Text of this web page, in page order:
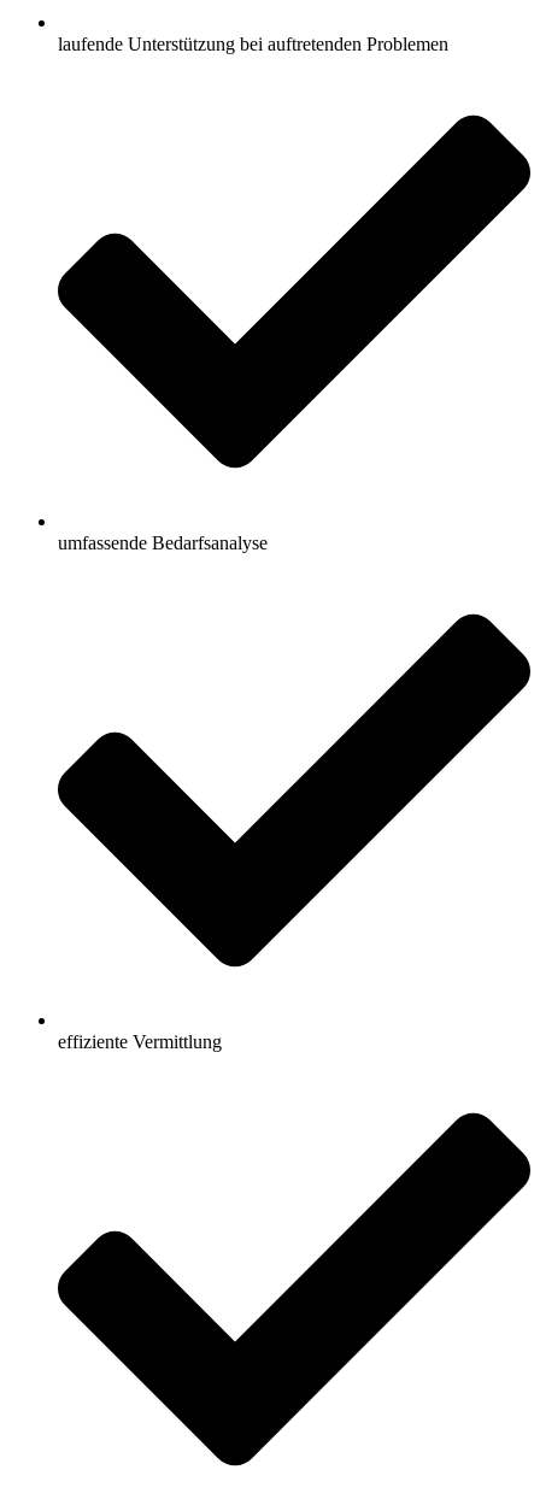
laufende Unterstützung bei auftretenden Problemen
umfassende Bedarfsanalyse
effiziente Vermittlung